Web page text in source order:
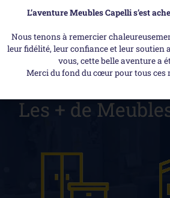
Les + de
L’aventure Meubles Capelli s’est
Nous tenons à remercier
leur fidélité, leur confiance et leur soutien
vous, cette belle aventure a
Merci du fond du cœur pour tous ces